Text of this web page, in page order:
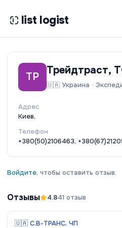
list logist
ТР
Трейдтраст,
🇺🇦 Украина •
Адрес
Киев,
Телефон
+380(50)2106463,
Войдите, чтобы оставить отзыв.
Отзывы 4.841 отзыв
🇺🇦 С.В-ТРАНС, ЧП